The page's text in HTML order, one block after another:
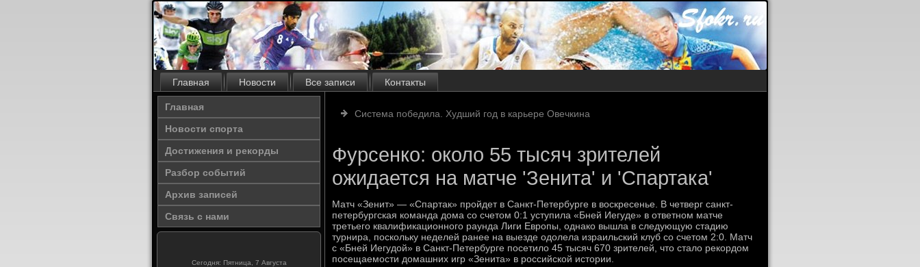
Главная Новости Все записи Контакты
Главная
Новости спорта
Достижения и рекорды
Разбор событий
Архив записей
Связь с нами
Сегодня: Пятница, 7 Августа
Система победила. Худший год в карьере Овечкина
Фурсенко: около 55 тысяч зрителей
ожидается на матче 'Зенита' и 'Спартака'
Матч «Зенит» — «Спартак» пройдет в Санкт-Петербурге в воскресенье. В четверг санкт-
петербургская команда дома со счетом 0:1 уступила «Бней Иегуде» в ответном матче
третьего квалификационного раунда Лиги Европы, однако вышла в следующую стадию
турнира, поскольку неделей ранее на выезде одолела израильский клуб со счетом 2:0. Матч
с «Бней Иегудой» в Санкт-Петербурге посетило 45 тысяч 670 зрителей, что стало рекордом
посещаемости домашних игр «Зенита» в российской истории.